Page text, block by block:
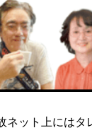
ット上にはタ